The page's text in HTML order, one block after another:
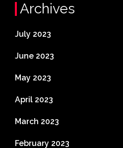
Archives
July 2023
June 2023
May 2023
April 2023
March 2023
February 2023